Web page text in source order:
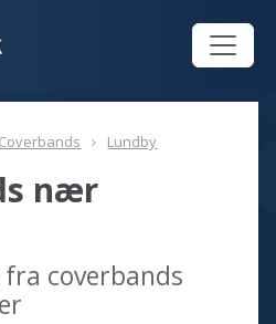
Coverbands Lundby
nær
coverbands